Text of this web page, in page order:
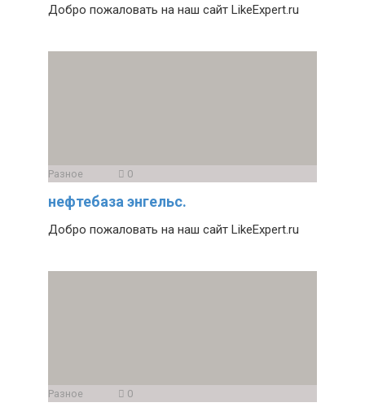
Добро пожаловать на наш сайт LikeExpert.ru
Разное 0
нефтебаза энгельс.
Добро пожаловать на наш сайт LikeExpert.ru
Разное 0